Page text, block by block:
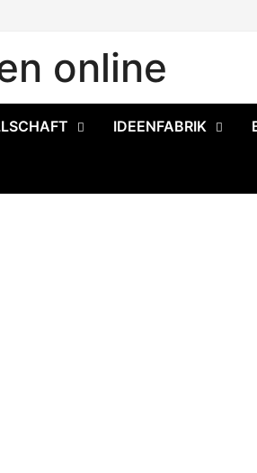
online
IDEENFABRIK